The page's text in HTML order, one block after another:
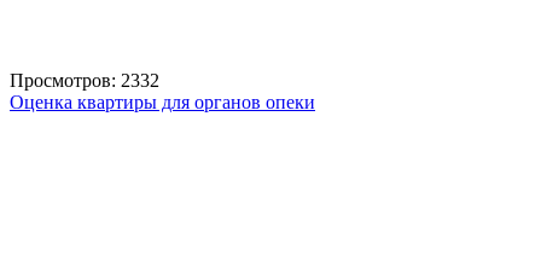
Просмотров: 2332
Оценка квартиры для органов опеки